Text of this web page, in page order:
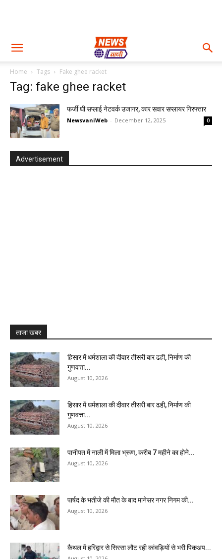
Home Tags Fake ghee racket
Tag: fake ghee racket
फर्जी घी सप्लाई नेटवर्क उजागर, कार सवार सप्लायर गिरफ्तार
NewsvaniWeb - December 12, 2025 0
Advertisement
ताजा खबर
हिसार में धर्मशाला की दीवार तीसरी बार ढही, निर्माण की
गुणवत्ता...
August 10, 2026
हिसार में धर्मशाला की दीवार तीसरी बार ढही, निर्माण की
गुणवत्ता...
August 10, 2026
पानीपत में नाली में मिला भ्रूण, करीब 7 महीने का होने...
August 10, 2026
पार्षद के भतीजे की मौत के बाद मानेसर नगर निगम की...
August 10, 2026
कैथल में हरिद्वार से सिरसा लौट रही कांवड़ियों से भरी पिकअप...